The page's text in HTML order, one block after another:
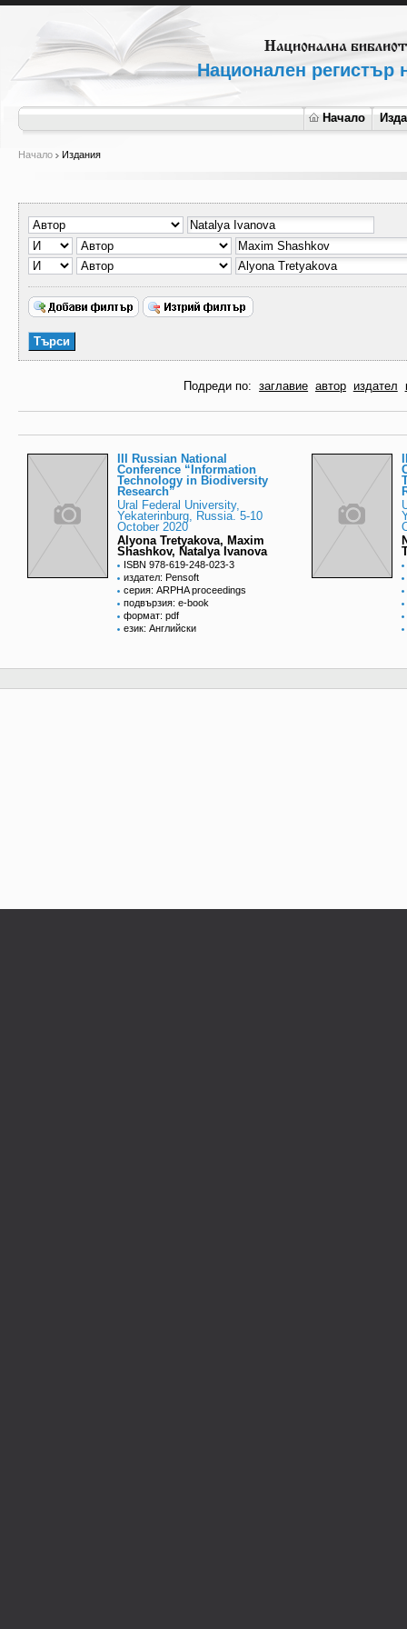
Национален регистър
Начало
Начало Издания
Подреди по: заглавие автор издател
III Russian National
Conference “Information
Technology in Biodiversity
Research”
Ural Federal University,
Yekaterinburg, Russia. 5-10
October 2020
Alyona Tretyakova, Maxim
Shashkov, Natalya Ivanova
ISBN 978-619-248-023-3
издател: Pensoft
серия: ARPHA proceedings
подвързия: e-book
формат: pdf
език: Английски